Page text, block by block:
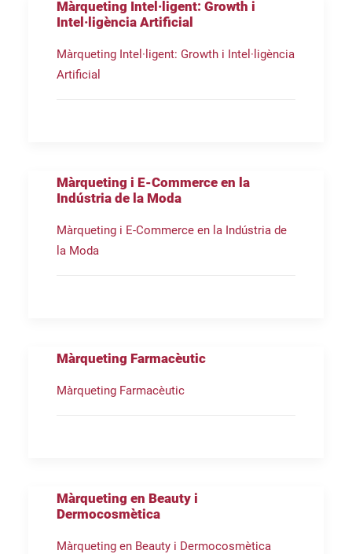
Màrqueting Intel·ligent: Growth i
Intel·ligència Artificial
Màrqueting Intel·ligent: Growth i Intel·ligència
Artificial
Màrqueting i E-Commerce en la
Indústria de la Moda
Màrqueting i E-Commerce en la Indústria de
la Moda
Màrqueting Farmacèutic
Màrqueting Farmacèutic
Màrqueting en Beauty i
Dermocosmètica
Màrqueting en Beauty i Dermocosmètica